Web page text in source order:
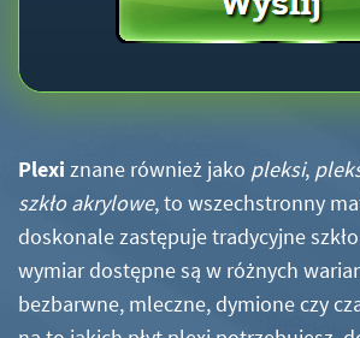
Plexi znane również jako pleksi,
szkło akrylowe, to wszechstronny
doskonale zastępuje tradycyjne
wymiar dostępne są w różnych
bezbarwne, mleczne, dymione czy